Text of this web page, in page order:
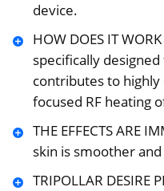
device.
HOW DOES IT
specifically
contributes to
focused RF heating
THE EFFECTS ARE
skin is smoother
TRIPOLLAR DESIRE